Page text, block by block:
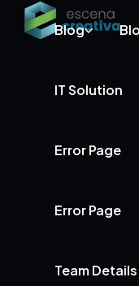
Blog
IT Solution
Error Page
Error Page
Team Details